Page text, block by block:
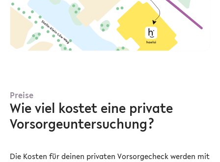
Preise
Wie viel kostet eine private
Vorsorgeuntersuchung?
Die Kosten für deinen privaten Vorsorgecheckwerden mit